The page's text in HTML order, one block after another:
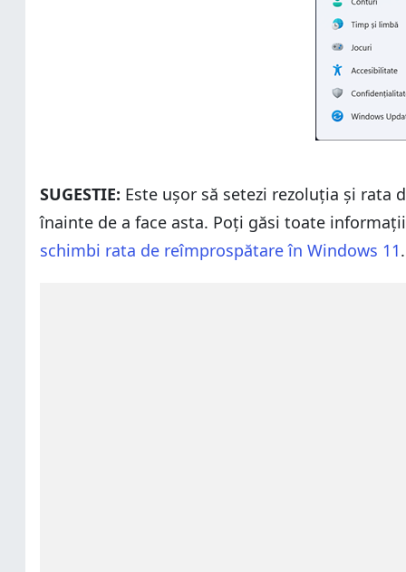
SUGESTIE: Este ușor să setezi rezoluția și rata
înainte de a face asta. Poți găsi toate
schimbi rata de reîmprospătare în Windows 11.